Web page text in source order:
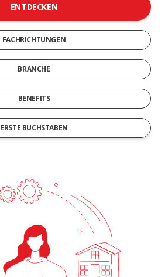
ENTDECKEN
FACHRICHTUNGEN
BRANCHE
BENEFITS
ERSTE BUCHSTABEN